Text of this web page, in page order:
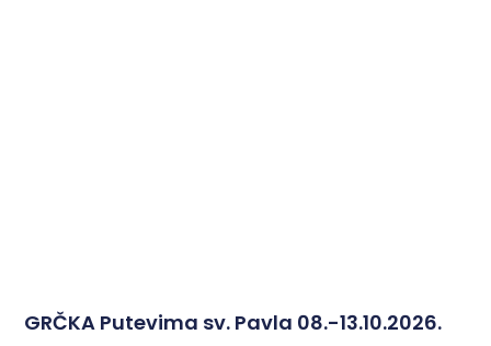
GRČKA Putevima sv. Pavla 08.-13.10.2026.